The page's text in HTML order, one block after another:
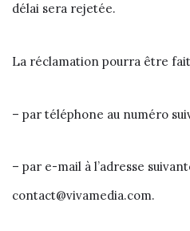
délai sera rejetée.
La réclamation pourra être
– par téléphone au numéro
– par e-mail à l’adresse
contact@vivamedia.com.